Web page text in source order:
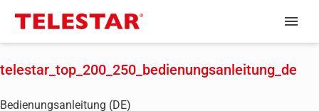
telestar_top_200_250_bedienungsanleitung_de
Bedienungsanleitung (DE)